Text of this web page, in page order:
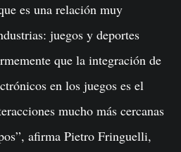
es una relación muy
juegos y deportes
que la integración de
en los juegos es el
mucho más cercanas
afirma Pietro Fringuelli,